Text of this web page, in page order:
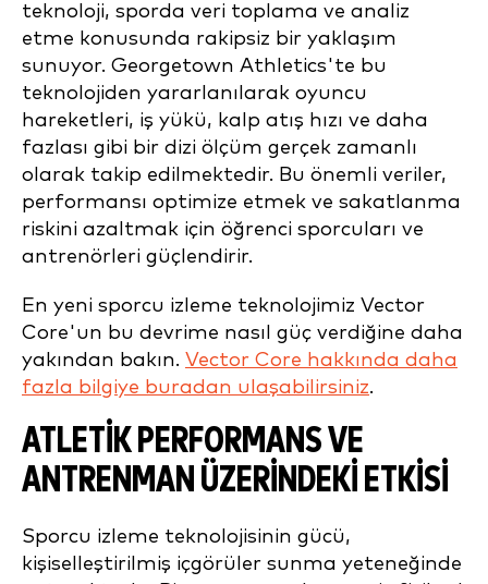
teknoloji, sporda veri toplama ve analiz
etme konusunda rakipsiz bir yaklaşım
sunuyor. Georgetown Athletics'te bu
teknolojiden yararlanılarak oyuncu
hareketleri, iş yükü, kalp atış hızı ve daha
fazlası gibi bir dizi ölçüm gerçek zamanlı
olarak takip edilmektedir. Bu önemli veriler,
performansı optimize etmek ve sakatlanma
riskini azaltmak için öğrenci sporcuları ve
antrenörleri güçlendirir.
En yeni sporcu izleme teknolojimiz Vector
Core'un bu devrime nasıl güç verdiğine daha
yakından bakın. Vector Core hakkında daha
fazla bilgiye buradan ulaşabilirsiniz.
ATLETIK PERFORMANS VE
ANTRENMAN ÜZERINDEKI ETKISI
Sporcu izleme teknolojisinin gücü,
kişiselleştirilmiş içgörüler sunma yeteneğinde